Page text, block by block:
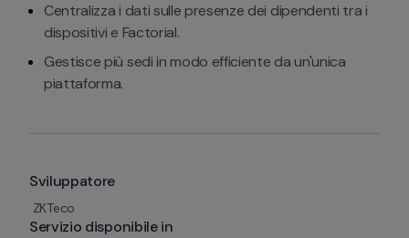
Sviluppatore
ZKTeco
Servizio disponibile in
Centralizza i dati sulle presenze dei dipendenti tra i
dispositivi e Factorial.
Gestisce più sedi in modo efficiente da un'unica
piattaforma.